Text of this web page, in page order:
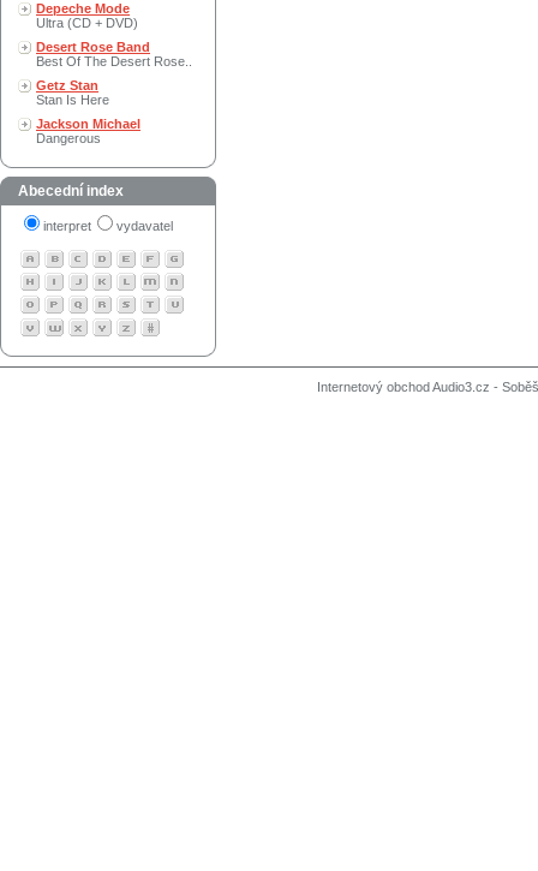
Depeche Mode
Ultra (CD + DVD)
Desert Rose Band
Best Of The Desert Rose..
Getz Stan
Stan Is Here
Jackson Michael
Dangerous
Abecední index
interpret vydavatel
Internetový obchod Audio3.cz -